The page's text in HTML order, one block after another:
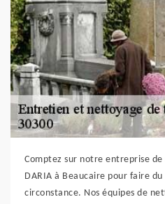
Comptez sur notre entreprise
DARIA à Beaucaire pour faire
circonstance. Nos équipes de